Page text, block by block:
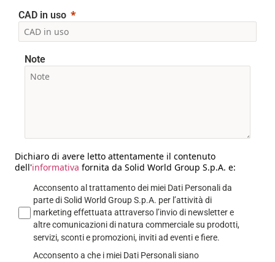
CAD in uso
Note
Dichiaro di avere letto attentamente il contenuto
dell'informativa fornita da Solid World Group S.p.A. e:
Acconsento al trattamento dei miei Dati Personali da
parte di Solid World Group S.p.A. per l’attività di
marketing effettuata attraverso l’invio di newsletter e
altre comunicazioni di natura commerciale su prodotti,
servizi, sconti e promozioni, inviti ad eventi e fiere.
Acconsento a che i miei Dati Personali siano